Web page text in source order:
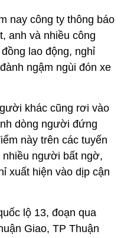
nay công ty thông báo
anh và nhiều công
lao động, nghỉ
ngậm ngùi đón xe
khác cũng rơi vào
dòng người đứng
này trên các tuyến
người bất ngờ,
xuất hiện vào dịp cận
lộ 13, đoạn qua
Giao, TP Thuận